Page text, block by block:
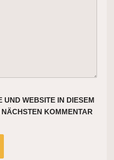
UND WEBSITE IN DIESEM
KOMMENTAR